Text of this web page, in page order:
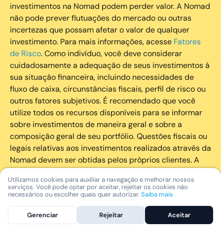
investimentos na Nomad podem perder valor. A Nomad
não pode prever flutuações do mercado ou outras
incertezas que possam afetar o valor de qualquer
investimento. Para mais informações, acesse Fatores
de Risco. Como indivíduo, você deve considerar
cuidadosamente a adequação de seus investimentos à
sua situação financeira, incluindo necessidades de
fluxo de caixa, circunstâncias fiscais, perfil de risco ou
outros fatores subjetivos. É recomendado que você
utilize todos os recursos disponíveis para se informar
sobre investimentos de maneira geral e sobre a
composição geral de seu portfólio. Questões fiscais ou
legais relativas aos investimentos realizados através da
Nomad devem ser obtidas pelos próprios clientes. A
Nomad e suas afiliadas não fornecem nenhum tipo de
aconselhamento legal ou fiscal.
A Nomad Wealth Management Ltda. (“Nomad Wealth”),
é uma entidade que atua como consultor de Valores
Utilizamos cookies para auxiliar a navegação e melhorar nossos
serviços. Você pode optar por aceitar, rejeitar os cookies não
necessários ou escolher quais quer autorizar. Saiba mais
Gerenciar Rejeitar Aceitar